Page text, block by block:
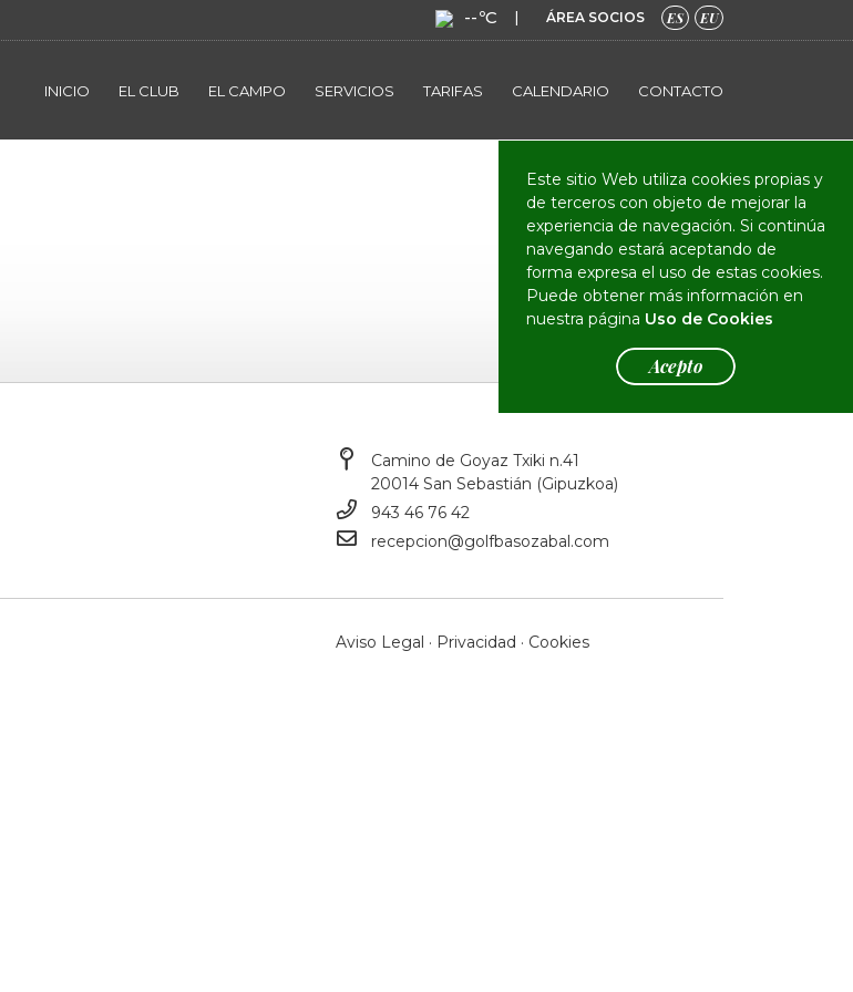
--ºC ÁREA SOCIOS ES EU
INICIO EL CLUB EL CAMPO SERVICIOS TARIFAS CALENDARIO CONTACTO
Este sitio Web utiliza cookies propias y
de terceros con objeto de mejorar la
experiencia de navegación. Si continúa
navegando estará aceptando de
forma expresa el uso de estas cookies.
Puede obtener más información en
nuestra página Uso de Cookies
Acepto
El Club Actualidad
Camino de Goyaz Txiki n.41
20014 San Sebastián (Gipuzkoa)
943 46 76 42
recepcion@golfbasozabal.com
Aviso Legal · Privacidad · Cookies